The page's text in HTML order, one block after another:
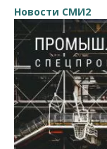
Новости СМИ2